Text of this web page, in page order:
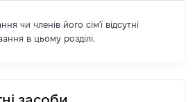
чи членів його сім'ї відсутні
в цьому розділі.